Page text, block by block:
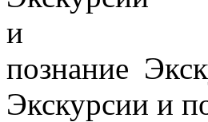
Экскурсии и